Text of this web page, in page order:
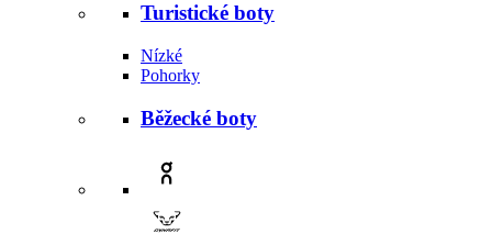
Turistické boty
Nízké
Pohorky
Běžecké boty